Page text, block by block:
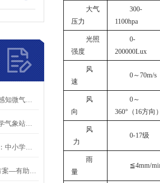
大气
压力
300-
1100hpa
光照
强度
0-
200000Lux
风
速
0～70m/s
风
向
0～
360°（16方向）
风
力
0-17级
雨
量
≦4mm/